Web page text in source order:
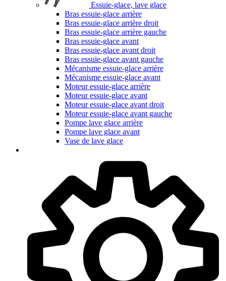
Essuie-glace, lave glace
Bras essuie-glace arrière
Bras essuie-glace arrière droit
Bras essuie-glace arrière gauche
Bras essuie-glace avant
Bras essuie-glace avant droit
Bras essuie-glace avant gauche
Mécanisme essuie-glace arrière
Mécanisme essuie-glace avant
Moteur essuie-glace arrière
Moteur essuie-glace avant
Moteur essuie-glace avant droit
Moteur essuie-glace avant gauche
Pompe lave glace arrière
Pompe lave glace avant
Vase de lave glace